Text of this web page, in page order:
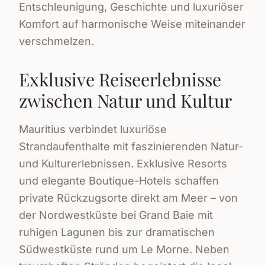
Entschleunigung, Geschichte und luxuriöser
Komfort auf harmonische Weise miteinander
verschmelzen.
Exklusive Reiseerlebnisse
zwischen Natur und Kultur
Mauritius verbindet luxuriöse
Strandaufenthalte mit faszinierenden Natur-
und Kulturerlebnissen. Exklusive Resorts
und elegante Boutique-Hotels schaffen
private Rückzugsorte direkt am Meer – von
der Nordwestküste bei Grand Baie mit
ruhigen Lagunen bis zur dramatischen
Südwestküste rund um Le Morne. Neben